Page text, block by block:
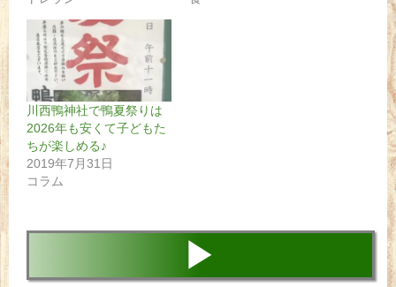
川西鴨神社で鴨夏祭りは
2026年も安くて子どもた
ちが楽しめる♪
2019年7月31日
コラム
▶